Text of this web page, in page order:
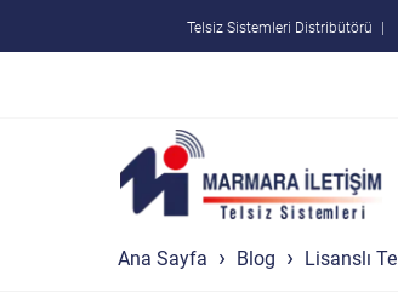
Telsiz Sistemleri Distribütörü
Ana Sayfa Blog Lisanslı